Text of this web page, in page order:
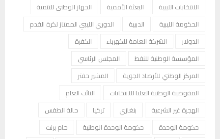
الانتخابات الليبية
البعثة الأممية
الجهاز الوطني للتنمية
الحكومة الليبية
الدبيبة
الدوري الليبي الممتاز لكرة القدم
الدولار
الشركة العامة للكهرباء
الكفرة
المؤسسة الوطنية للنفط
المجلس الرئاسي
المركز الوطني للأرصاد الجوية
المشير حفتر
المفوضية الوطنية العليا للانتخابات
النائب العام
الهجرة غير الشرعية
بنغازي تركيا
حالة الطقس
حكومة الوحدة
حكومة الوحدة الوطنية
خام برنت